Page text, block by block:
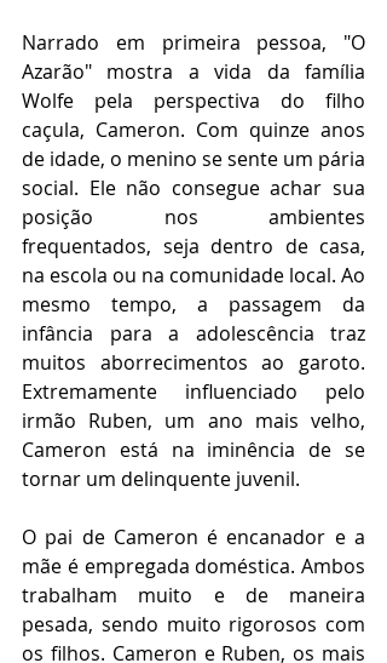
Narrado em primeira pessoa, "O
Azarão" mostra a vida da família
Wolfe pela perspectiva do filho
caçula, Cameron. Com quinze anos
de idade, o menino se sente um pária
social. Ele não consegue achar sua
posição nos ambientes
frequentados, seja dentro de casa,
na escola ou na comunidade local. Ao
mesmo tempo, a passagem da
infância para a adolescência traz
muitos aborrecimentos ao garoto.
Extremamente influenciado pelo
irmão Ruben, um ano mais velho,
Cameron está na iminência de se
tornar um delinquente juvenil.
O pai de Cameron é encanador e a
mãe é empregada doméstica. Ambos
trabalham muito e de maneira
pesada, sendo muito rigorosos com
os filhos. Cameron e Ruben, os mais